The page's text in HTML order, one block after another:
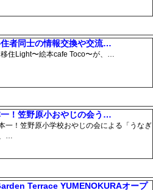
者同士の情報交換や交流…
住Light〜絵本cafe Toco〜が、…
！笠野原小おやじの会う…
一！笠野原小学校おやじの会による「うなぎ
…
Terrace YUMENOKURAオープ